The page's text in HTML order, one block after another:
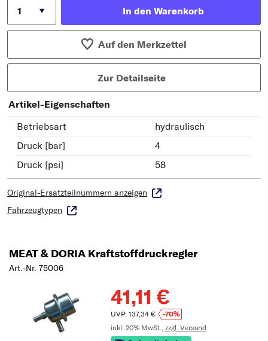
In den Warenkorb
Auf den Merkzettel
Zur Detailseite
Artikel-Eigenschaften
Betriebsart
hydraulisch
Druck [bar]
4
Druck [psi]
58
Original-Ersatzteilnummern anzeigen
Fahrzeugtypen
MEAT & DORIA Kraftstoffdruckregler
Art.-Nr. 75006
41,11 €
UVP: 137,34 €
-70%
inkl. 20% MwSt., zzgl. Versand